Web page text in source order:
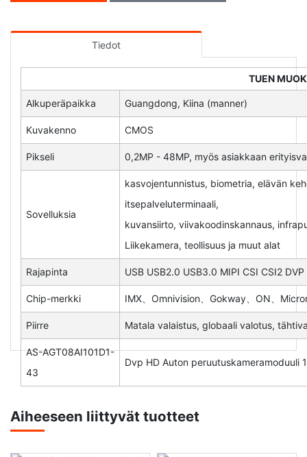
Tiedot
TUEN
Alkuperäpaikka Guangdong, Kiina (manner)
Kuvakenno CMOS
Pikseli 0,2MP - 48MP, myös asiakkaan
Sovelluksia
kasvojentunnistus, biometria, elävän
itsepalveluterminaali,
kuvansiirto, viivakoodinskannaus,
Liikekamera, teollisuus ja muut alat
Rajapinta USB USB2.0 USB3.0 MIPI CSI CSI2 DVP
Chip-merkki IMX、Omnivision、Gokway、ON、
Piirre Matala valaistus, globaali valotus,
AS-AGT08AI101D1-
43
Dvp HD Auton peruutuskameramoduuli
Aiheeseen liittyvät tuotteet